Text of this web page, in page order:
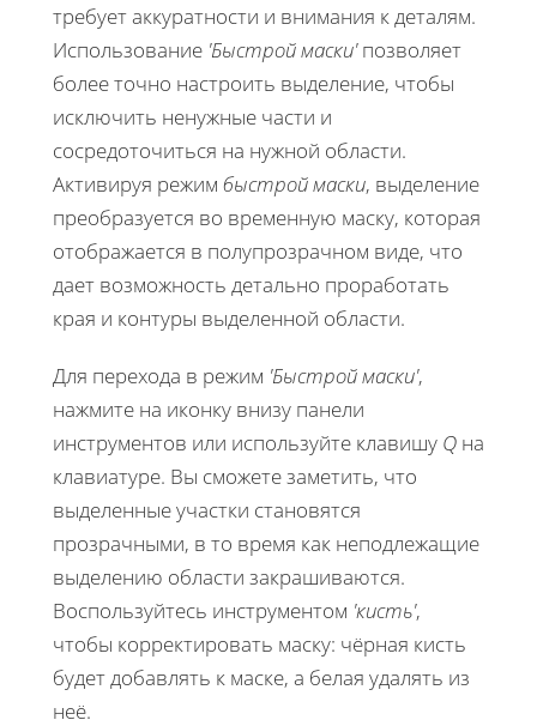
требует аккуратности и внимания к деталям.
Использование 'Быстрой маски'позволяет
более точно настроить выделение, чтобы
исключить ненужные части и
сосредоточиться на нужной области.
Активируя режим быстрой маски, выделение
преобразуется во временную маску, которая
отображается в полупрозрачном виде, что
дает возможность детально проработать
края и контуры выделенной области.
Для перехода в режим 'Быстрой маски',
нажмите на иконку внизу панели
инструментов или используйте клавишу Q на
клавиатуре. Вы сможете заметить, что
выделенные участки становятся
прозрачными, в то время как неподлежащие
выделению области закрашиваются.
Воспользуйтесь инструментом 'кисть',
чтобы корректировать маску: чёрная кисть
будет добавлять к маске, а белая удалять из
неё.